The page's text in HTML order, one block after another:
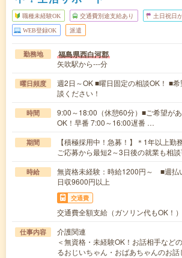
職種未経験OK 交通費別途支給あり 土日祝日
WEB登録OK 派遣
勤務地 福島県西白河郡
矢吹駅から---分
曜日頻度
週2日～OK ■曜日固定の相談OK！ ■
談ください！
時間
9:00～18:00（休憩60分）■ご希望が
OK！早番 7:00～16:00遅番 …
期間
【積極採用中！急募！】＊1年以上勤
ご応募から最短2～3日後の就業も相談
時給
無資格未経験：時給1200円～ ■週
日収9600円以上
交通費
交通費全額支給（ガソリン代もOK！）
仕事内容
介護関連
＜無資格・未経験OK！お話相手など
るおじいちゃん・おばあちゃんのお